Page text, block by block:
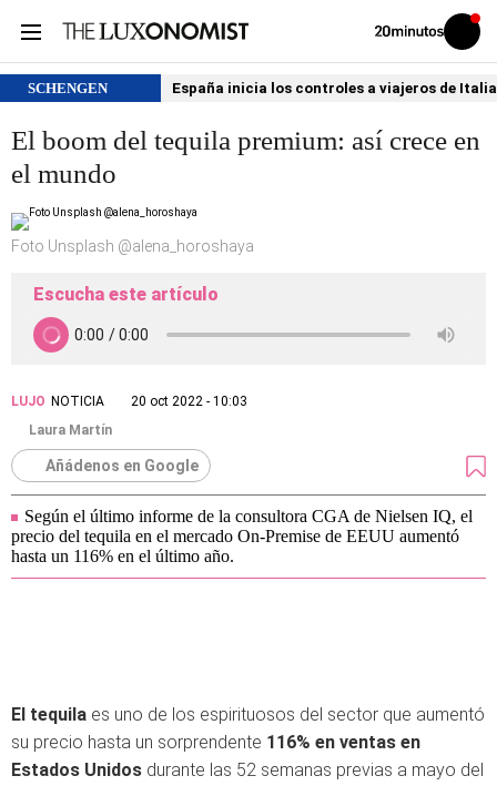
Volver
Iniciar
sesión
SCHENGEN España inicia los controles a viajeros de
El boom del tequila premium: así crece en
el mundo
Foto Unsplash @alena_horoshaya
Escucha este artículo
LUJO NOTICIA
20 oct 2022 - 10:03
Laura Martín
Añádenos en Google
Según el último informe de la consultora CGA de Nielsen IQ, el
precio del tequila en el mercado On-Premise de EEUU aumentó
hasta un 116% en el último año.
El tequila es uno de los espirituosos del sector que aumentó
su precio hasta un sorprendente 116% en ventas en
Estados Unidos durante las 52 semanas previas a mayo del